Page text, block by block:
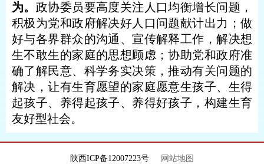
为。 政协委员要高度关注人口均衡增长问题，
积极为党和政府解决好人口问题献计出力；做
好与各界群众的沟通、宣传解释工作，解决想
生不敢生的家庭的思想顾虑；协助党和政府准
确了解民意、科学务实决策，推动有关问题的
解决，让有生育愿望的家庭愿意生孩子、生得
起孩子、养得起孩子、养得好孩子，构建生育
友好型社会。
陕西ICP备12007223号 网站地图